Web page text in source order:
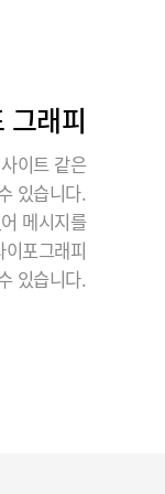
그래피
이트 같은
있습니다.
메시지를
포그래피
있습니다.